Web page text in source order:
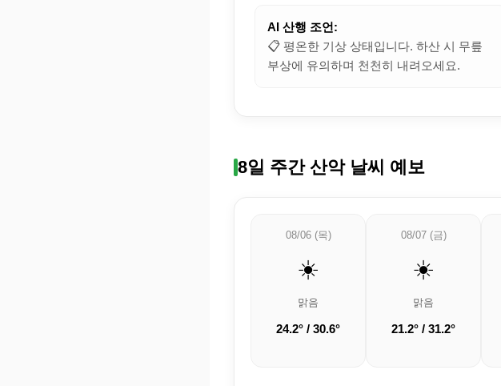
AI 산행 조언:
📋 평온한 기상 상태입니다. 하산 시 무릎
부상에 유의하며 천천히 내려오세요.
8일 주간 산악 날씨 예보
08/06 (목)
☀️
맑음
24.2° / 30.6°
08/07 (금)
☀️
맑음
21.2° / 31.2°